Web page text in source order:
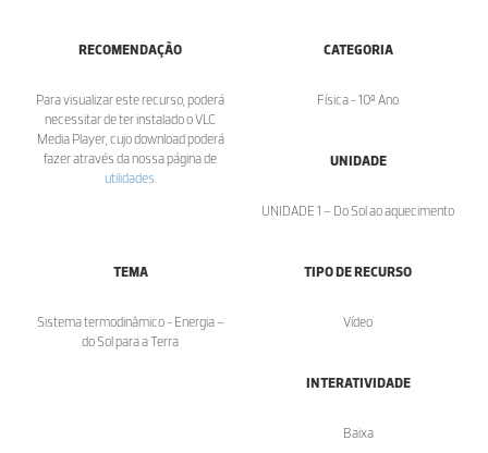
RECOMENDAÇÃO
Para visualizar este recurso, poderá
necessitar de ter instalado o VLC
Media Player, cujo download poderá
fazer através da nossa página de
utilidades.
CATEGORIA
Física - 10º Ano
UNIDADE
UNIDADE 1 – Do Sol ao aquecimento
TEMA
Sistema termodinâmico - Energia –
do Sol para a Terra
TIPO DE RECURSO
Vídeo
INTERATIVIDADE
Baixa